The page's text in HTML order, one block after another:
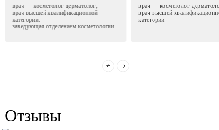
врач — косметолог-дерматолог,
врач высшей квалификационной
категории,
заведующая отделением косметологии
врач — косметолог-
врач высшей
категории
Отзывы